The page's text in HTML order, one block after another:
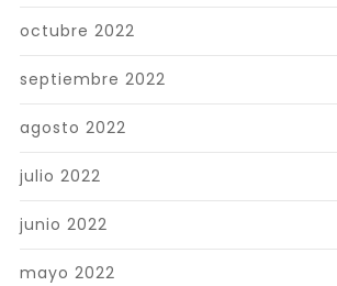
octubre 2022
septiembre 2022
agosto 2022
julio 2022
junio 2022
mayo 2022